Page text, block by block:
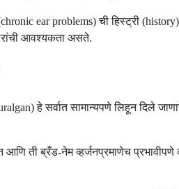
ear problems) ची हिस्ट्री
आवश्यकता असते.
हे सर्वात सामान्यपणे लिहून दिले
ती ब्रँड-नेम व्हर्जनप्रमाणेच